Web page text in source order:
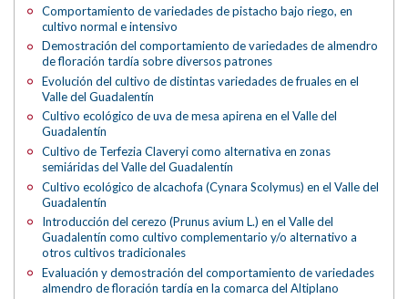
Comportamiento de variedades de pistacho bajo riego, en
cultivo normal e intensivo
Demostración del comportamiento de variedades de almendro
de floración tardía sobre diversos patrones
Evolución del cultivo de distintas variedades de fruales en el
Valle del Guadalentín
Cultivo ecológico de uva de mesa apirena en el Valle del
Guadalentín
Cultivo de Terfezia Claveryi como alternativa en zonas
semiáridas del Valle del Guadalentín
Cultivo ecológico de alcachofa (Cynara Scolymus) en el Valle del
Guadalentín
Introducción del cerezo (Prunus avium L.) en el Valle del
Guadalentín como cultivo complementario y/o alternativo a
otros cultivos tradicionales
Evaluación y demostración del comportamiento de variedades
almendro de floración tardía en la comarca del Altiplano